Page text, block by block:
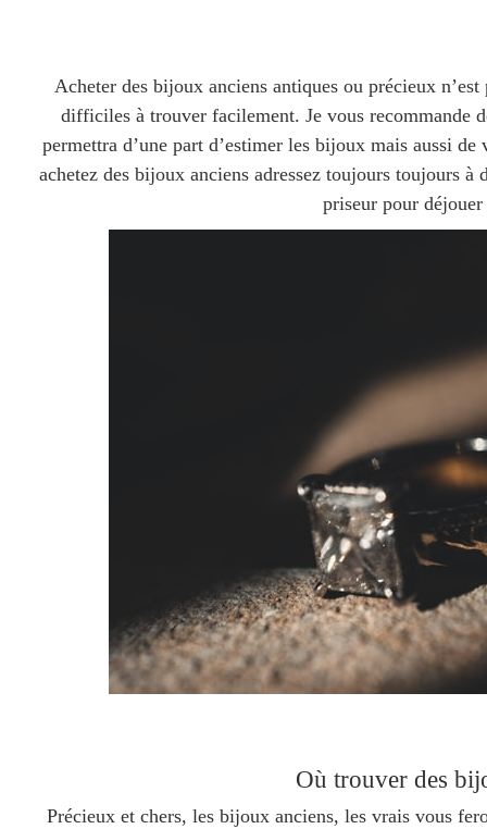
Acheter des bijoux anciens antiques ou précieux
difficiles à trouver facilement. Je vous recommande
permettra d’une part d’estimer les bijoux mais aussi
achetez des bijoux anciens adressez toujours toujours
priseur pour déjouer
Où trouver des
Précieux et chers, les bijoux anciens, les vrais vous